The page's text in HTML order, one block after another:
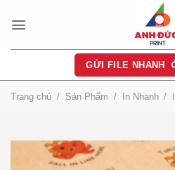
qua
GỬI FILE NHANH
Trang chủ / Sản Phẩm / In Nhanh /